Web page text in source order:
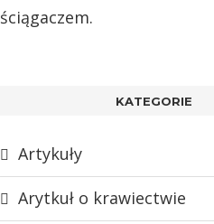
ściągaczem.
KATEGORIE
Artykuły
Arytkuł o krawiectwie